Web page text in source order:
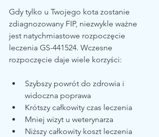
Gdy tylko u Twojego kota zostanie
zdiagnozowany FIP, niezwykle ważne
jest natychmiastowe rozpoczęcie
leczenia GS-441524. Wczesne
rozpoczęcie daje wiele korzyści:
Szybszy powrót do zdrowia i
widoczna poprawa
Krótszy całkowity czas leczenia
Mniej wizyt u weterynarza
Niższy całkowity koszt leczenia